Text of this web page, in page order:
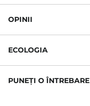
OPINII
ECOLOGIA
PUNEȚI O ÎNTREBARE